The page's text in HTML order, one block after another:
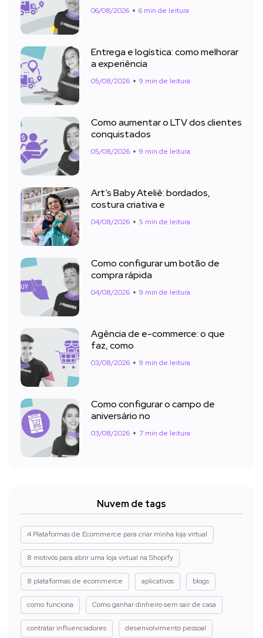
06/08/2026 6 min de leitura
Entrega e logística: como melhorar
a experiência
05/08/2026 9 min de leitura
Como aumentar o LTV dos clientes
conquistados
05/08/2026 9 min de leitura
Art’s Baby Ateliê: bordados,
costura criativa e
04/08/2026 5 min de leitura
Como configurar um botão de
compra rápida
04/08/2026 9 min de leitura
Agência de e-commerce: o que
faz, como
03/08/2026 9 min de leitura
Como configurar o campo de
aniversário no
03/08/2026 7 min de leitura
Nuvem de tags
4 Plataformas de Ecommerce para criar minha loja virtual
8 motivos para abrir uma loja virtual na Shopify
8 plataformas de ecommerce aplicativos blogs
como funciona Como ganhar dinheiro sem sair de casa
contratar influenciadores desenvolvimento pessoal